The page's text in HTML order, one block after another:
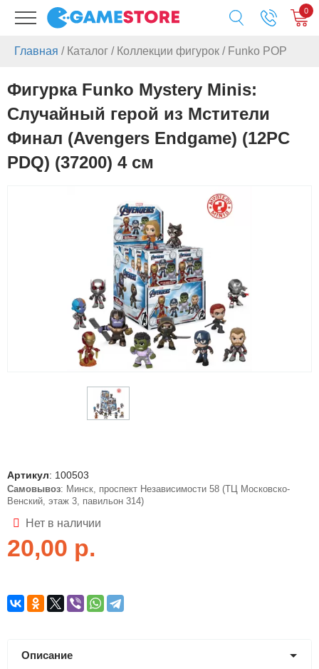
0
Главная / Каталог / Коллекции фигурок / Funko POP
Фигурка Funko Mystery Minis:
Случайный герой из Мстители
Финал (Avengers Endgame) (12PC
PDQ) (37200) 4 см
Артикул: 100503
Самовывоз: Минск, проспект Независимости 58 (ТЦ Московско-
Венский, этаж 3, павильон 314)
Нет в наличии
20,00 р.
Описание